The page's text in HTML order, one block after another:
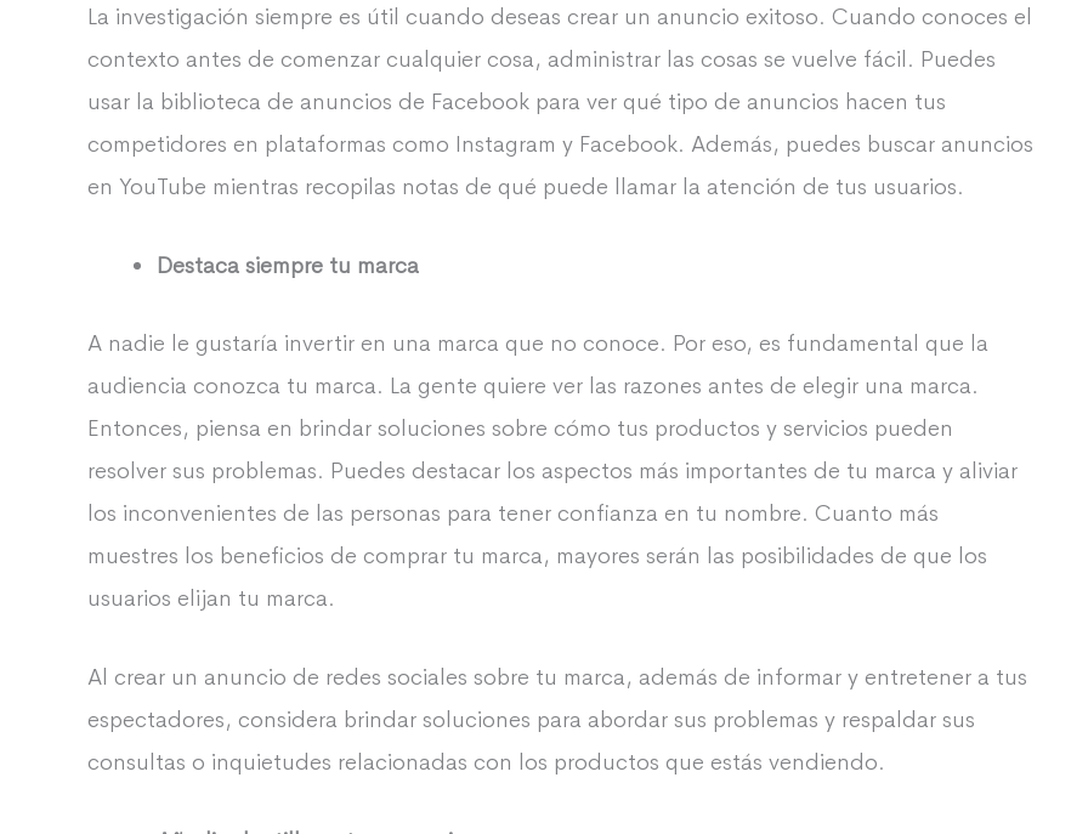
La investigación siempre es útil cuando deseas crear un anuncio exitoso. Cuando conoces el
contexto antes de comenzar cualquier cosa, administrar las cosas se vuelve fácil. Puedes
usar la biblioteca de anuncios de Facebook para ver qué tipo de anuncios hacen tus
competidores en plataformas como Instagram y Facebook. Además, puedes buscar anuncios
en YouTube mientras recopilas notas de qué puede llamar la atención de tus usuarios.
Destaca siempre tu marca
A nadie le gustaría invertir en una marca que no conoce. Por eso, es fundamental que la
audiencia conozca tu marca. La gente quiere ver las razones antes de elegir una marca.
Entonces, piensa en brindar soluciones sobre cómo tus productos y servicios pueden
resolver sus problemas. Puedes destacar los aspectos más importantes de tu marca y aliviar
los inconvenientes de las personas para tener confianza en tu nombre. Cuanto más
muestres los beneficios de comprar tu marca, mayores serán las posibilidades de que los
usuarios elijan tu marca.
Al crear un anuncio de redes sociales sobre tu marca, además de informar y entretener a tus
espectadores, considera brindar soluciones para abordar sus problemas y respaldar sus
consultas o inquietudes relacionadas con los productos que estás vendiendo.